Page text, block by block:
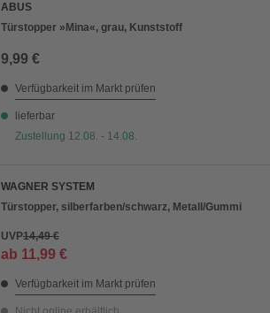
ABUS
Türstopper »Mina«, grau, Kunststoff
9,99 €
Verfügbarkeit im Markt prüfen
lieferbar
Zustellung 12.08. - 14.08.
WAGNER SYSTEM
Türstopper, silberfarben/schwarz, Metall/Gummi
UVP14,49 €
ab 11,99 €
Verfügbarkeit im Markt prüfen